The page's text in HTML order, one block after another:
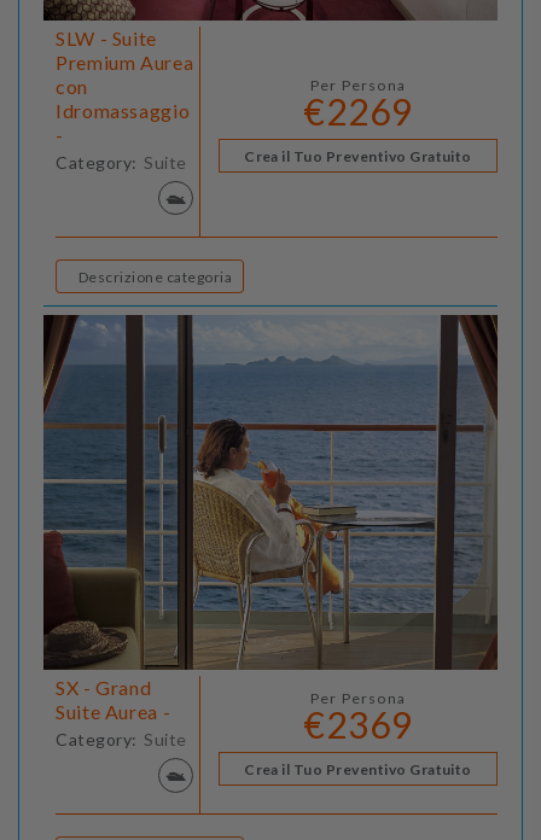
SLW - Suite
Premium Aurea
con
Idromassaggio
-
Category: Suite
Per Persona
€2269
Crea il Tuo Preventivo Gratuito
Descrizione categoria
SX - Grand
Suite Aurea -
Category: Suite
Per Persona
€2369
Crea il Tuo Preventivo Gratuito